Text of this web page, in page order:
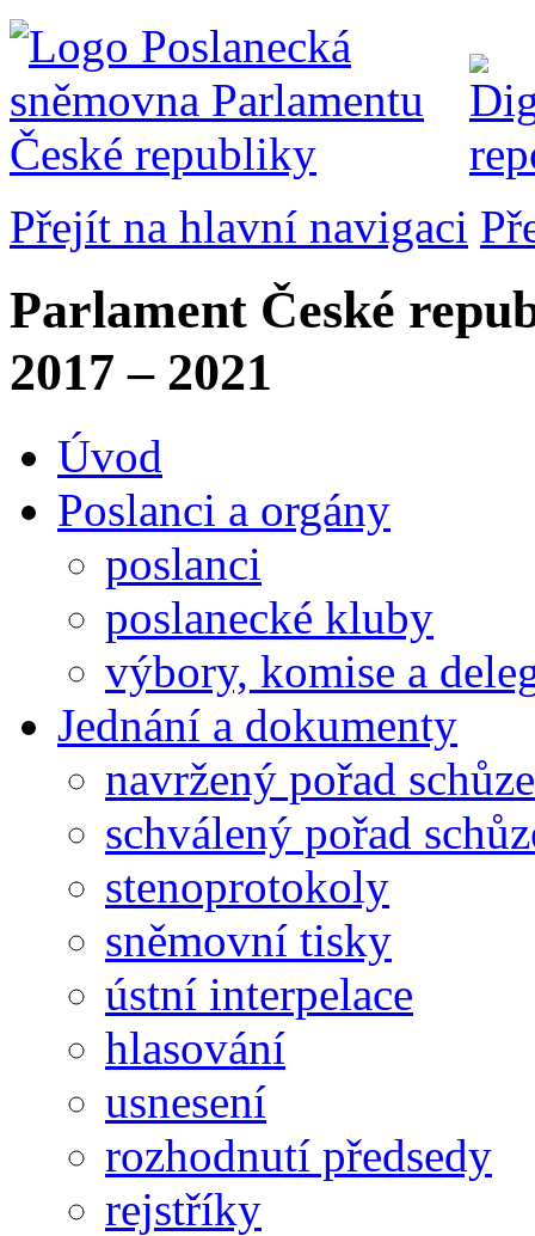
Přejít na hlavní navigaci
Parlament České
2017 – 2021
Úvod
Poslanci a orgány
poslanci
poslanecké kluby
výbory, komise a
Jednání a dokumenty
navržený pořad schůze
schválený pořad
stenoprotokoly
sněmovní tisky
ústní interpelace
hlasování
usnesení
rozhodnutí předsedy
rejstříky